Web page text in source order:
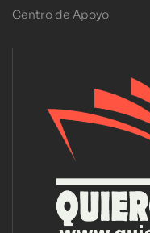
Centro de Apoyo